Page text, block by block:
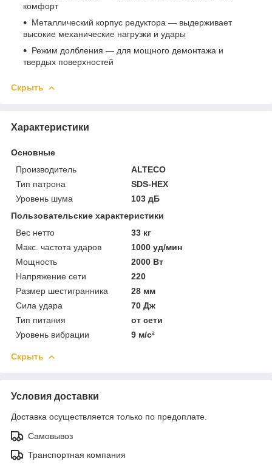
комфорт
Металлический корпус редуктора — выдерживает
высокие механические нагрузки и удары
Режим долбления — для мощного демонтажа и
твердых поверхностей
Скрыть
Характеристики
Основные
Производитель
ALTECO
Тип патрона
SDS-HEX
Уровень шума
103 дБ
Пользовательские характеристики
Вес нетто
33 кг
Макс. частота ударов
1000 уд/мин
Мощность
2000 Вт
Напряжение сети
220
Размер шестигранника
28 мм
Сила удара
70 Дж
Тип питания
от сети
Уровень вибрации
9 м/с²
Скрыть
Условия доставки
Доставка осуществляется только по предоплате.
Самовывоз
Транспортная компания